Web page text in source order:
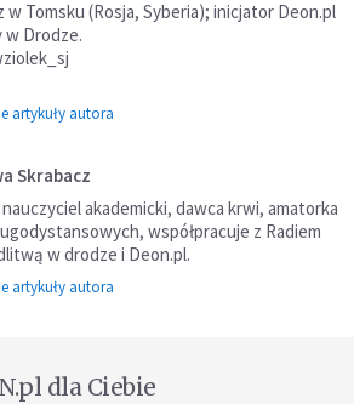
w Tomsku (Rosja, Syberia); inicjator Deon.pl
Drodze.
artykuły autora
Skrabacz
akademicki, dawca krwi, amatorka
współpracuje z Radiem
w drodze i Deon.pl.
artykuły autora
dla Ciebie